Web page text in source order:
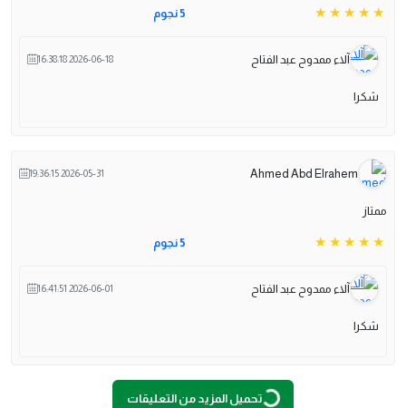
5 نجوم
آلاء ممدوح عبد الفتاح 2026-06-18 16:38:18
شكرا
Ahmed Abd Elrahem
2026-05-31 19:36:15
ممتاز
5 نجوم
آلاء ممدوح عبد الفتاح 2026-06-01 16:41:51
شكرا
L
O
A
D
In
G...
تحميل المزيد من التعليقات